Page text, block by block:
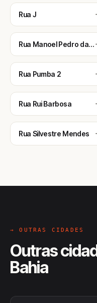
Rua J
Rua Manoel Pedro da Silveira
Rua Pumba 2
Rua Rui Barbosa
Rua Silvestre Mendes
→ OUTRAS CIDADES
Outras
Bahia